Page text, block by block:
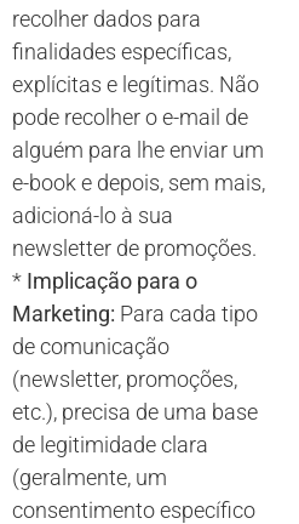
recolher dados para
finalidades específicas,
explícitas e legítimas. Não
pode recolher o e-mail de
alguém para lhe enviar um
e-book e depois, sem mais,
adicioná-lo à sua
newsletter de promoções.
* Implicação para o
Marketing: Para cada tipo
de comunicação
(newsletter, promoções,
etc.), precisa de uma base
de legitimidade clara
(geralmente, um
consentimento específico